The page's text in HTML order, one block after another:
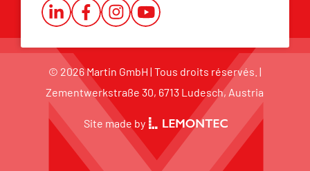
© 2026 Martin GmbH | Tous droits réservés. |
Zementwerkstraße 30, 6713 Ludesch, Austria
Site made by